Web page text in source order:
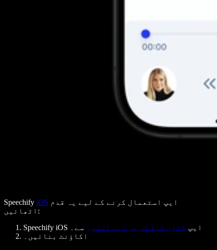
Speechify iOS
اٹھائیں:
Speechify iOS ایپ ڈاؤن لوڈ کریں ایپ اسٹور
اکاؤنٹ بنائیں۔